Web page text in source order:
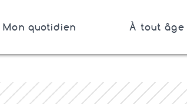
Bretagne
Mon quotidien À tout âge